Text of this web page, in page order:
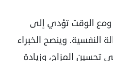
ومع الوقت تؤدي إلى
النفسية. وينصح الخبراء
على تحسين المزاج، وزيادة